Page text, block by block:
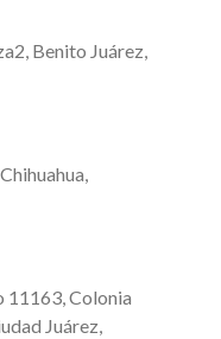
Benito Juárez,
11163, Colonia
Juárez,